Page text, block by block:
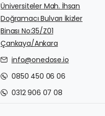
Üniversiteler Mah. İhsan
Doğramacı Bulvarı İkizler
Binası No:35/Z01
Çankaya/Ankara
info@onedose.io
0850 450 06 06
0312 906 07 08